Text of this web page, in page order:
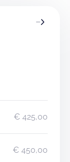
€ 425,00
€ 450,00